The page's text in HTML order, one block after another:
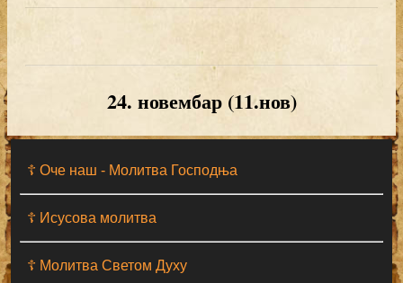
☦ Оче наш - Moлитва Господња
☦ Исусова молитва
☦ Молитва Светом Духу
24. новембар (11.нов)